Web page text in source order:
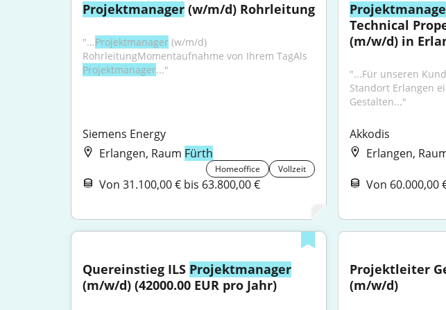
Projektmanager (w/m/d) Rohrleitung
"...Projektmanager (w/m/d)
Projektmanager..."
Siemens Energy
Erlangen, Raum Fürth
Homeoffice Vollzeit
Von 31.100,00 € bis 63.800,00 €
Technical
(m/w/d) in
"...Für unseren
Standort Erlangen
Gestalten..."
Akkodis
Erlangen,
Von 60.000,00
Quereinstieg ILS Projektmanager
(m/w/d) (42000.00 EUR pro Jahr)
Projektleiter
(m/w/d)